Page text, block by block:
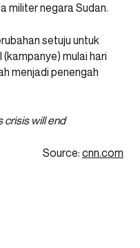
militer negara Sudan.
setuju untuk
mulai hari
menjadi penengah
crisis will end
Source: cnn.com